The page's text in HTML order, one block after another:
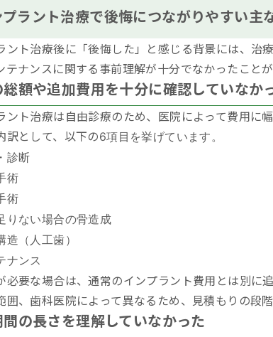
ラント治療で後悔につながりやすい主
ント治療後に「後悔した」と感じる背景には、治
テナンスに関する事前理解が十分でなかったこと
額や追加費用を十分に確認していなか
ント治療は自由診療のため、医院によって費用に
訳として、以下の6項目を挙げています。
診断
術
術
りない場合の骨造成
造（人工歯）
ナンス
必要な場合は、通常のインプラント費用とは別に
囲、歯科医院によって異なるため、見積もりの段
の長さを理解していなかった